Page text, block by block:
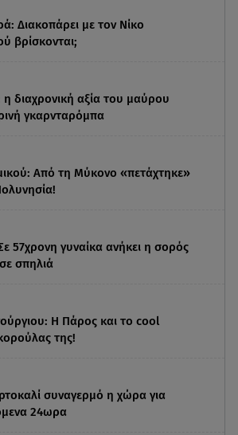
Διακοπάρει με τον Νίκο
βρίσκονται;
διαχρονική αξία του μαύρου
γκαρνταρόμπα
Από τη Μύκονο «πετάχτηκε»
57χρονη γυναίκα ανήκει η σορός
σπηλιά
Η Πάρος και το cool
της!
συναγερμό η χώρα για
24ωρα